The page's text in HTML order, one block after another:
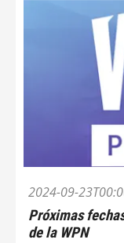
2024-09-
Próximas
de la WPN